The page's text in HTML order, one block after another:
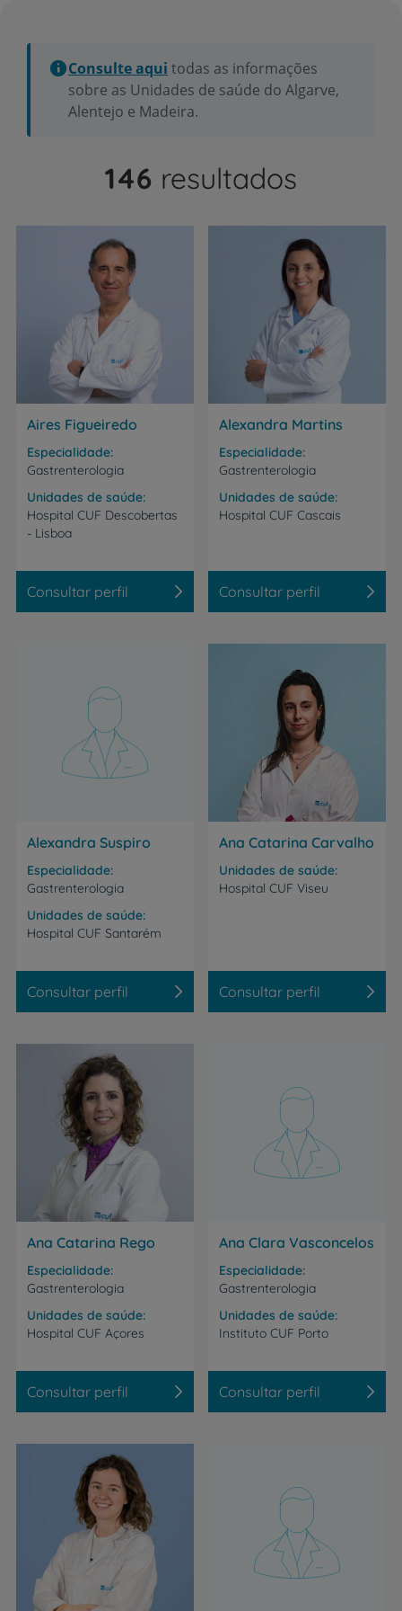
Consulte aqui todas as informações
sobre as Unidades de saúde do Algarve,
Alentejo e Madeira.
146 resultados
Aires Figueiredo
Especialidade
Gastrenterologia
Unidades de saúde
Hospital CUF Descobertas
- Lisboa
Consultar perfil
Alexandra Martins
Especialidade
Gastrenterologia
Unidades de saúde
Hospital CUF Cascais
Consultar perfil
Alexandra Suspiro
Especialidade
Gastrenterologia
Unidades de saúde
Hospital CUF Santarém
Consultar perfil
Ana Catarina Carvalho
Unidades de saúde
Hospital CUF Viseu
Consultar perfil
Ana Catarina Rego
Especialidade
Gastrenterologia
Unidades de saúde
Hospital CUF Açores
Consultar perfil
Ana Clara Vasconcelos
Especialidade
Gastrenterologia
Unidades de saúde
Instituto CUF Porto
Consultar perfil